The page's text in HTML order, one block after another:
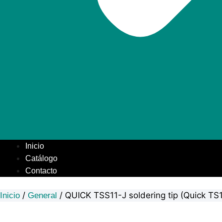
Inicio
Catálogo
Contacto
Inicio / General / QUICK TSS11-J soldering tip (Quick